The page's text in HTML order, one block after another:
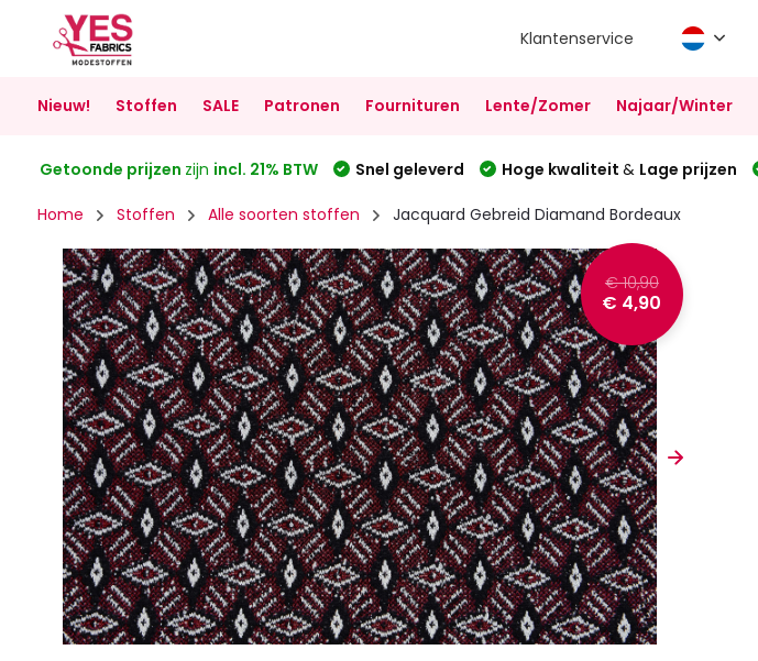
Klantenservice
Nieuw! Stoffen SALE Patronen Fournituren Lente/Zomer Najaar/Winter
Getoonde prijzen zijn incl. 21% BTW Snel geleverd Hoge kwaliteit & Lage prijzen
Home Stoffen Alle soorten stoffen Jacquard Gebreid Diamand Bordeaux
€ 10,90
€ 4,90